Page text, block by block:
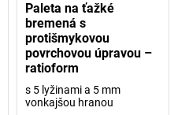
Paleta na ťažké
bremená s
protišmykovou
povrchovou úpravou –
ratioform
s 5 lyžinami a 5 mm
vonkajšou hranou